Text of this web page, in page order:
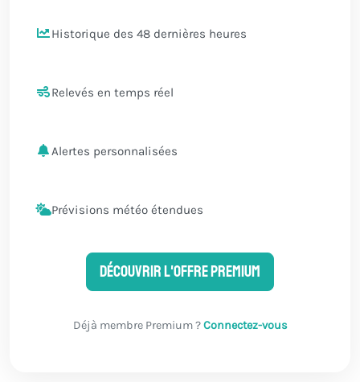
Historique des 48 dernières heures
Relevés en temps réel
Alertes personnalisées
Prévisions météo étendues
Découvrir l'offre Premium
Déjà membre Premium ?Connectez-vous